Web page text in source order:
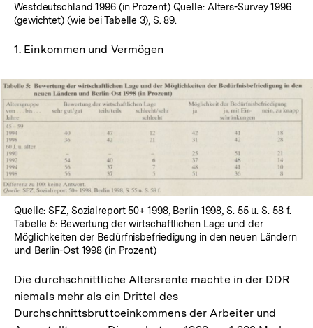
Westdeutschland 1996 (in Prozent) Quelle: Alters-Survey 1996
(gewichtet) (wie bei Tabelle 3), S. 89.
1. Einkommen und Vermögen
Lightbox
Quelle: SFZ, Sozialreport 50+ 1998, Berlin 1998, S. 55 u. S. 58 f.
Tabelle 5: Bewertung der wirtschaftlichen Lage und der
Möglichkeiten der Bedürfnisbefriedigung in den neuen Ländern
und Berlin-Ost 1998 (in Prozent)
Die durchschnittliche Altersrente machte in der DDR
niemals mehr als ein Drittel des
Durchschnittsbruttoeinkommens der Arbeiter und